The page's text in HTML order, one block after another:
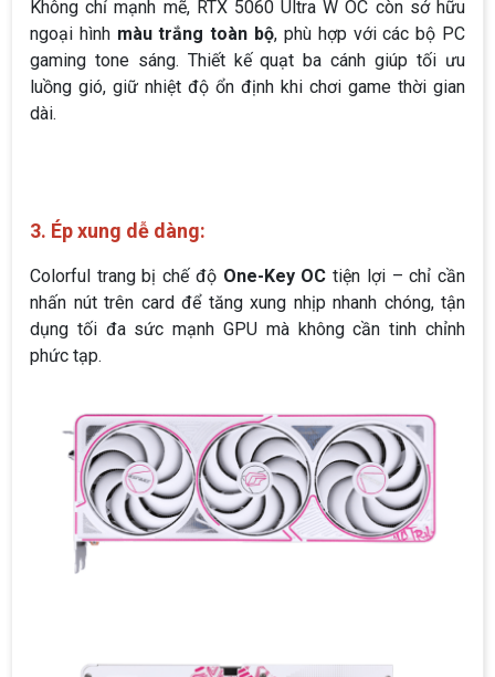
Không chỉ mạnh mẽ, RTX 5060 Ultra W OC còn sở hữu
ngoại hình màu trắng toàn bộ, phù hợp với các bộ PC
gaming tone sáng. Thiết kế quạt ba cánh giúp tối ưu
luồng gió, giữ nhiệt độ ổn định khi chơi game thời gian
dài.
3. Ép xung dễ dàng:
Colorful trang bị chế độ One-Key OC tiện lợi – chỉ cần
nhấn nút trên card để tăng xung nhịp nhanh chóng, tận
dụng tối đa sức mạnh GPU mà không cần tinh chỉnh
phức tạp.